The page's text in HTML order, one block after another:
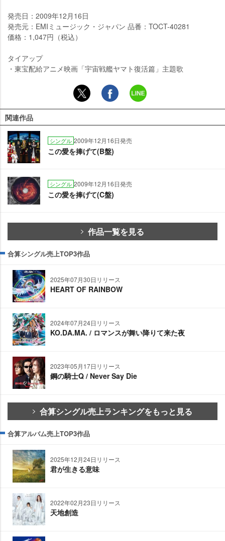
発売日：2009年12月16日
発売元：EMIミュージック・ジャパン 品番：TOCT-40281
価格：1,047円（税込）
タイアップ
・東宝配給アニメ映画「宇宙戦艦ヤマト復活篇」主題歌
関連作品
シングル 2009年12月16日発売
この愛を捧げて(B盤)
シングル 2009年12月16日発売
この愛を捧げて(C盤)
作品一覧を見る
合算シングル売上TOP3作品
2025年07月30日リリース
HEART OF RAINBOW
2024年07月24日リリース
KO.DA.MA. / ロマンスが舞い降りて来た夜
2023年05月17日リリース
鋼の騎士Q / Never Say Die
合算シングル売上ランキングをもっと見る
合算アルバム売上TOP3作品
2025年12月24日リリース
君が生きる意味
2022年02月23日リリース
天地創造